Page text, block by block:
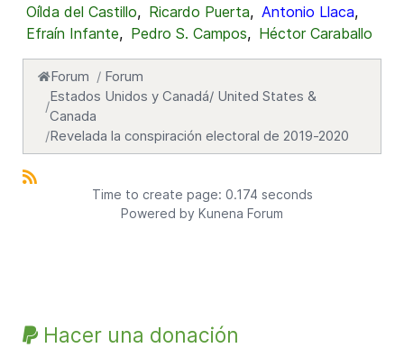
Oílda del Castillo, Ricardo Puerta, Antonio Llaca,
Efraín Infante, Pedro S. Campos, Héctor Caraballo
Forum
Forum
Estados Unidos y Canadá/ United States &
Canada
Revelada la conspiración electoral de 2019-2020
Time to create page: 0.174 seconds
Powered by Kunena Forum
Hacer una donación